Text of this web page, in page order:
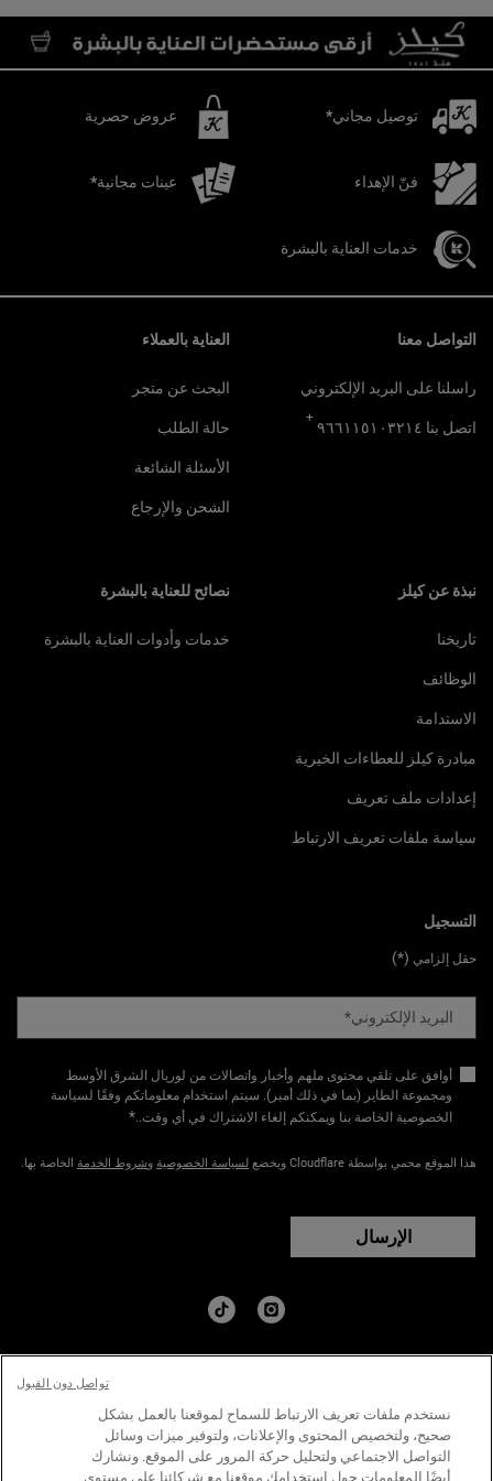
توصيل مجاني* عروض حصرية
فنّ الإهداء عينات مجانية*
خدمات العناية بالبشرة
التواصل معنا
راسلنا على البريد الإلكتروني
اتصل بنا ٩٦٦١١٥١٠٣٢١٤
+
العناية بالعملاء
البحث عن متجر
حالة الطلب
الأسئلة الشائعة
الشحن والإرجاع
نبذة عن كيلز
تاريخنا
الوظائف
الاستدامة
مبادرة كيلز للعطاءات الخيرية
إعدادات ملف تعريف
سياسة ملفات تعريف الارتباط
نصائح للعناية بالبشرة
خدمات وأدوات العناية بالبشرة
التسجيل
حقل إلزامي (*)
البريد الإلكتروني*
أوافق على تلقي محتوى ملهم وأخبار واتصالات من لوريال الشرق الأوسط
ومجموعة الطاير (بما في ذلك أمبر). سيتم استخدام معلوماتكم وفقًا لسياسة
الخصوصية الخاصة بنا ويمكنكم إلغاء الاشتراك في أي وقت.​.
*
هذا الموقع محمي بواسطة Cloudflare ويخضع لسياسة الخصوصية وشروط الخدمة الخاصة بها.
الإرسال
سياسة الخصوصية الشروط والاحكام خارطة الموقع
نستخدم ملفات تعريف الارتباط للسماح لموقعنا بالعمل بشكل
صحيح، ولتخصيص المحتوى والإعلانات، ولتوفير ميزات وسائل
التواصل الاجتماعي ولتحليل حركة المرور على الموقع. ونشارك
أيضًا المعلومات حول استخدامك موقعنا مع شركائنا على مستوى
تواصل دون القبول